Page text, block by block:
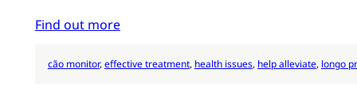
Find out more
cão monitor, effective treatment, health issues, help alleviate, longo